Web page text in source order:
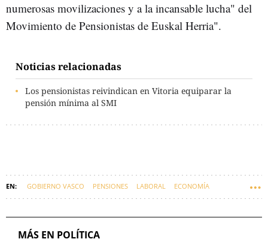
numerosas movilizaciones y a la incansable lucha" del
Movimiento de Pensionistas de Euskal Herria".
Noticias relacionadas
Los pensionistas reivindican en Vitoria equiparar la
pensión mínima al SMI
GOBIERNO VASCO PENSIONES LABORAL ECONOMÍA
MÁS EN POLÍTICA